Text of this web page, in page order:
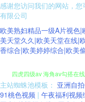
感谢您访问我们的网站，
有限公司
欧美熟妇精品一级A片视色
美天堂久久|欧美天堂在线|
香综合|欧美婷婷综合|欧美
交视频国产 久久精品高清
主站蜘蛛池模板： 亚洲自
91桃色视频 | 午夜福利视频